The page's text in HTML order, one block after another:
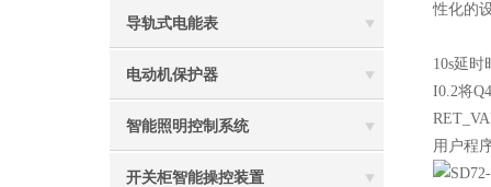
导轨式电能表
电动机保护器
智能照明控制系统
开关柜智能操控装置
性化的
10s延
I0.2将
用户程